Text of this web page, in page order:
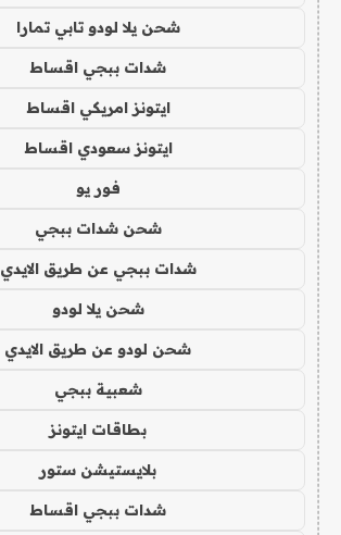
شحن يلا لودو تابي تمارا
شدات ببجي اقساط
ايتونز امريكي اقساط
ايتونز سعودي اقساط
فور يو
شحن شدات ببجي
شدات ببجي عن طريق الايدي
شحن يلا لودو
شحن لودو عن طريق الايدي
شعبية ببجي
بطاقات ايتونز
بلايستيشن ستور
شدات ببجي اقساط